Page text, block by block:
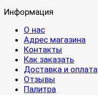
Информация
О нас
Адрес магазина
Контакты
Как заказать
Доставка и оплата
Отзывы
Палитра